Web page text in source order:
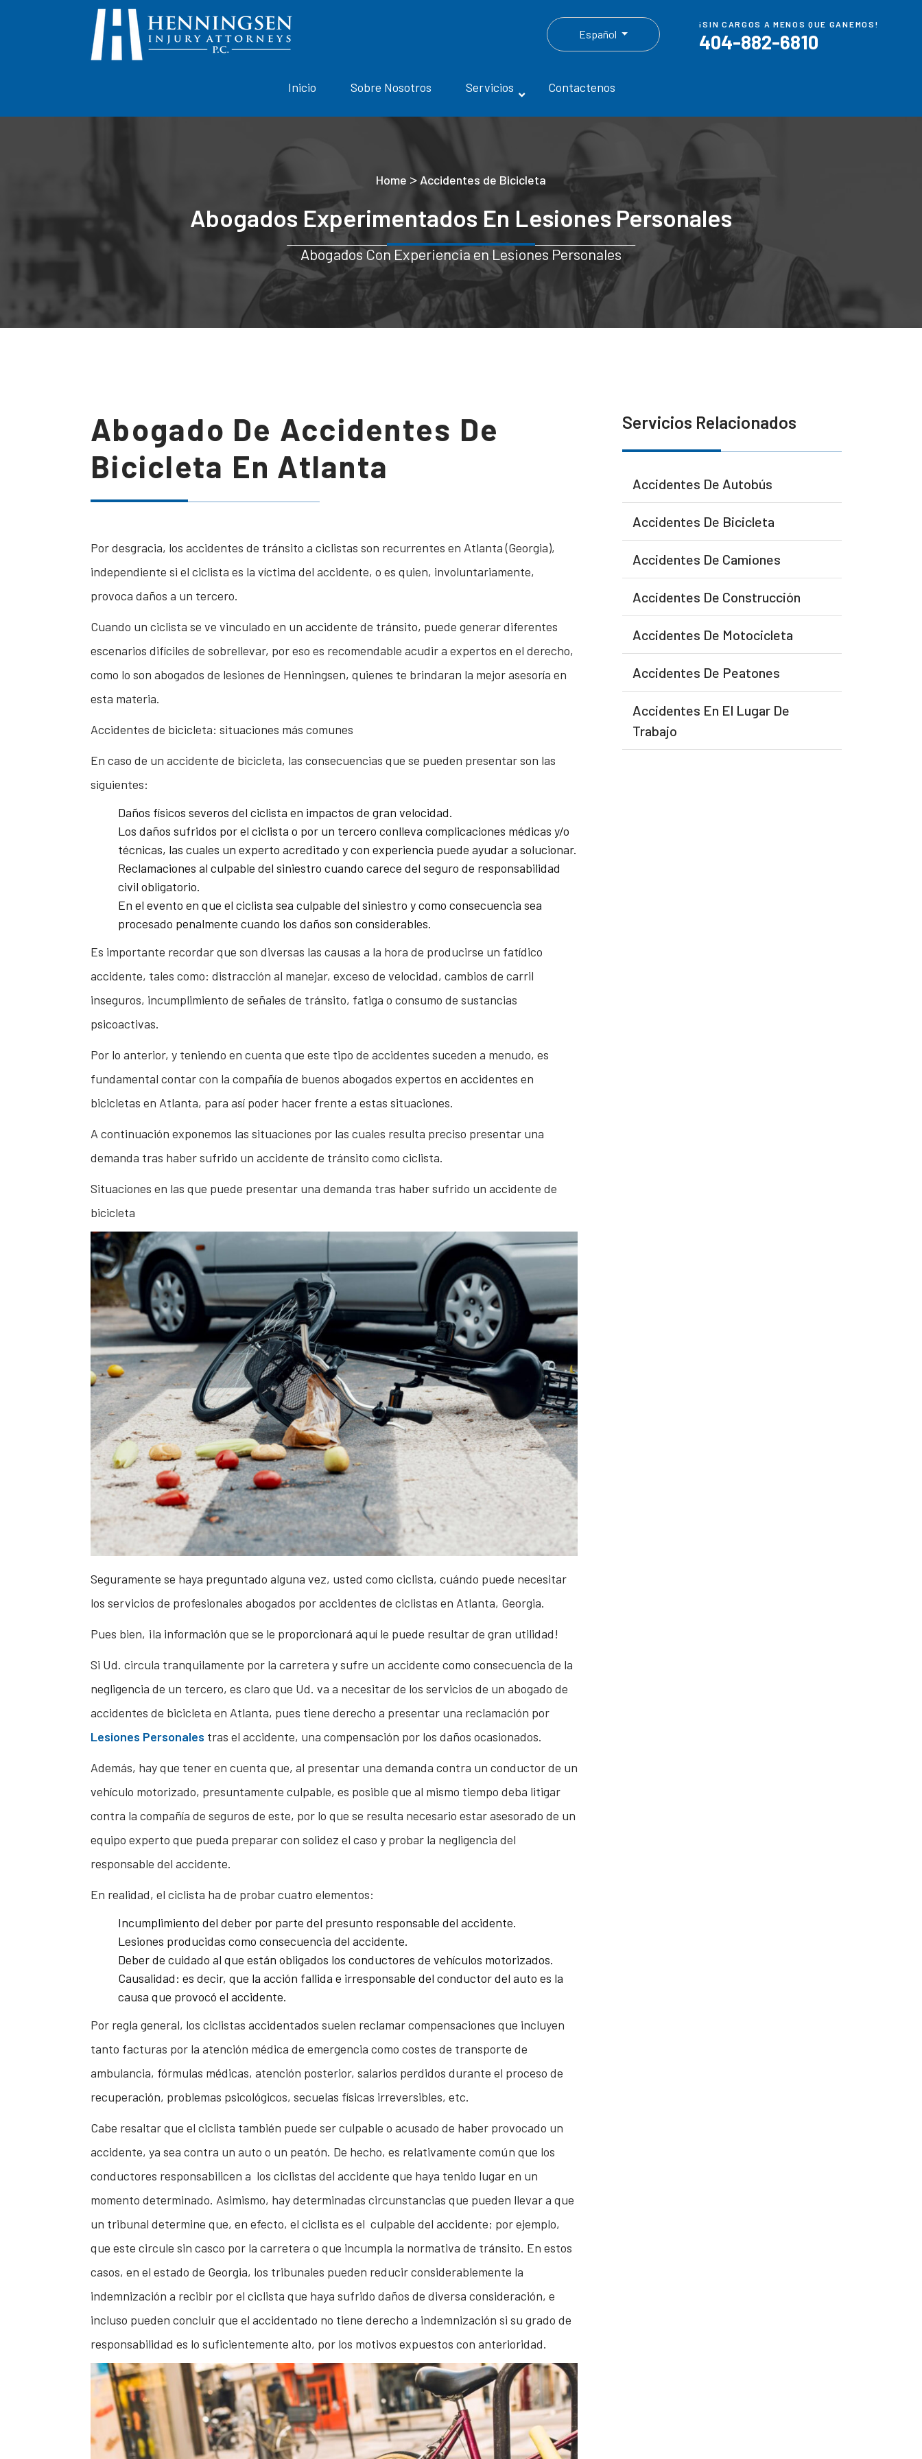
Español
¡SIN CARGOS A MENOS QUE GANEMOS!
404-882-6810
Inicio Sobre Nosotros Servicios Contactenos
Home > Accidentes de Bicicleta
Abogados Experimentados En Lesiones Personales
Abogados Con Experiencia en Lesiones Personales
Abogado De Accidentes De
Bicicleta En Atlanta
Por desgracia, los accidentes de tránsito a ciclistas son recurrentes en Atlanta (Georgia),
independiente si el ciclista es la víctima del accidente, o es quien, involuntariamente,
provoca daños a un tercero.
Cuando un ciclista se ve vinculado en un accidente de tránsito, puede generar diferentes
escenarios difíciles de sobrellevar, por eso es recomendable acudir a expertos en el derecho,
como lo son abogados de lesiones de Henningsen, quienes te brindaran la mejor asesoría en
esta materia.
Accidentes de bicicleta: situaciones más comunes
En caso de un accidente de bicicleta, las consecuencias que se pueden presentar son las
siguientes:
Daños físicos severos del ciclista en impactos de gran velocidad.
Los daños sufridos por el ciclista o por un tercero conlleva complicaciones médicas y/o
técnicas, las cuales un experto acreditado y con experiencia puede ayudar a solucionar.
Reclamaciones al culpable del siniestro cuando carece del seguro de responsabilidad
civil obligatorio.
En el evento en que el ciclista sea culpable del siniestro y como consecuencia sea
procesado penalmente cuando los daños son considerables.
Es importante recordar que son diversas las causas a la hora de producirse un fatídico
accidente, tales como: distracción al manejar, exceso de velocidad, cambios de carril
inseguros, incumplimiento de señales de tránsito, fatiga o consumo de sustancias
psicoactivas.
Por lo anterior, y teniendo en cuenta que este tipo de accidentes suceden a menudo, es
fundamental contar con la compañía de buenos abogados expertos en accidentes en
bicicletas en Atlanta, para así poder hacer frente a estas situaciones.
A continuación exponemos las situaciones por las cuales resulta preciso presentar una
demanda tras haber sufrido un accidente de tránsito como ciclista.
Situaciones en las que puede presentar una demanda tras haber sufrido un accidente de
bicicleta
Seguramente se haya preguntado alguna vez, usted como ciclista, cuándo puede necesitar
los servicios de profesionales abogados por accidentes de ciclistas en Atlanta, Georgia.
Pues bien, ¡la información que se le proporcionará aquí le puede resultar de gran utilidad!
Si Ud. circula tranquilamente por la carretera y sufre un accidente como consecuencia de la
negligencia de un tercero, es claro que Ud. va a necesitar de los servicios de un abogado de
accidentes de bicicleta en Atlanta, pues tiene derecho a presentar una reclamación por
Lesiones Personales tras el accidente, una compensación por los daños ocasionados.
Además, hay que tener en cuenta que, al presentar una demanda contra un conductor de un
vehículo motorizado, presuntamente culpable, es posible que al mismo tiempo deba litigar
contra la compañía de seguros de este, por lo que se resulta necesario estar asesorado de un
equipo experto que pueda preparar con solidez el caso y probar la negligencia del
responsable del accidente.
En realidad, el ciclista ha de probar cuatro elementos:
Incumplimiento del deber por parte del presunto responsable del accidente.
Lesiones producidas como consecuencia del accidente.
Deber de cuidado al que están obligados los conductores de vehículos motorizados.
Causalidad: es decir, que la acción fallida e irresponsable del conductor del auto es la
causa que provocó el accidente.
Por regla general, los ciclistas accidentados suelen reclamar compensaciones que incluyen
tanto facturas por la atención médica de emergencia como costes de transporte de
ambulancia, fórmulas médicas, atención posterior, salarios perdidos durante el proceso de
recuperación, problemas psicológicos, secuelas físicas irreversibles, etc.
Cabe resaltar que el ciclista también puede ser culpable o acusado de haber provocado un
accidente, ya sea contra un auto o un peatón. De hecho, es relativamente común que los
conductores responsabilicen a los ciclistas del accidente que haya tenido lugar en un
momento determinado. Asimismo, hay determinadas circunstancias que pueden llevar a que
un tribunal determine que, en efecto, el ciclista es el culpable del accidente; por ejemplo,
que este circule sin casco por la carretera o que incumpla la normativa de tránsito. En estos
casos, en el estado de Georgia, los tribunales pueden reducir considerablemente la
indemnización a recibir por el ciclista que haya sufrido daños de diversa consideración, e
incluso pueden concluir que el accidentado no tiene derecho a indemnización si su grado de
responsabilidad es lo suficientemente alto, por los motivos expuestos con anterioridad.
Servicios Relacionados
Accidentes De Autobús
Accidentes De Bicicleta
Accidentes De Camiones
Accidentes De Construcción
Accidentes De Motocicleta
Accidentes De Peatones
Accidentes En El Lugar De
Trabajo